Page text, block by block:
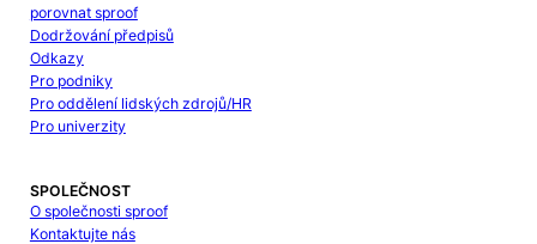
porovnat sproof
Dodržování předpisů
Odkazy
Pro podniky
Pro oddělení lidských zdrojů/HR
Pro univerzity
SPOLEČNOST
O společnosti sproof
Kontaktujte nás